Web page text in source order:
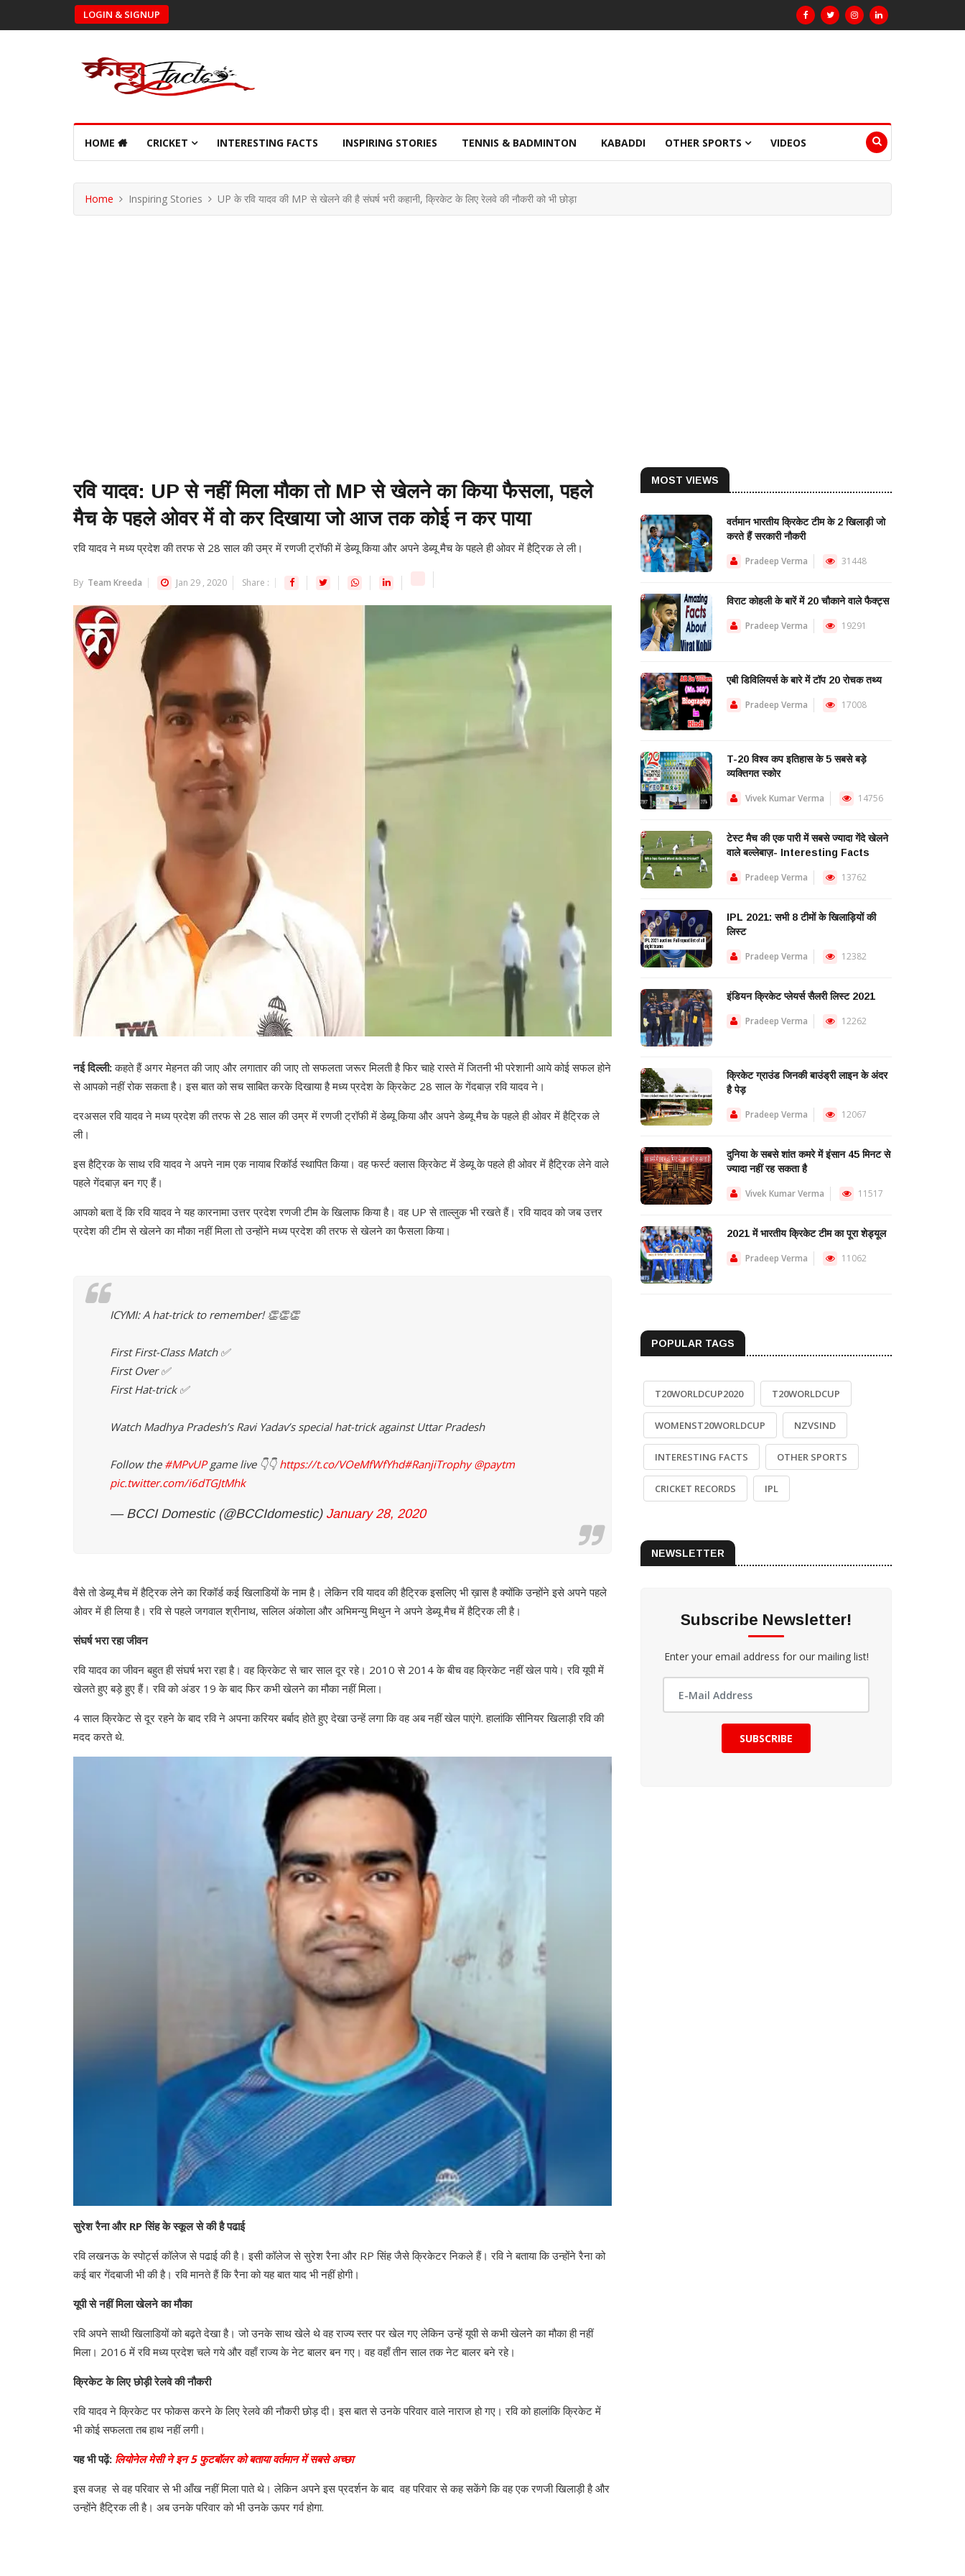
LOGIN & SIGNUP
HOME CRICKET INTERESTING FACTS INSPIRING STORIES TENNIS & BADMINTON KABADDI OTHER SPORTS VIDEOS
Home Inspiring Stories UP के रवि यादव की MP से खेलने की है संघर्ष भरी कहानी, क्रिकेट के लिए रेलवे की नौकरी को भी छोड़ा
रवि यादव: UP से नहीं मिला मौका तो MP से खेलने का किया फैसला, पहले
मैच के पहले ओवर में वो कर दिखाया जो आज तक कोई न कर पाया
रवि यादव ने मध्य प्रदेश की तरफ से 28 साल की उम्र में रणजी ट्रॉफी में डेब्यू किया और अपने डेब्यू मैच के पहले ही ओवर में हैट्रिक ले ली।
By Team Kreeda Jan 29 , 2020 Share :
नई दिल्ली:कहते हैं अगर मेहनत की जाए और लगातार की जाए तो सफलता जरूर मिलती है फिर चाहे रास्ते में जितनी भी परेशानी आये कोई सफल होने
से आपको नहीं रोक सकता है। इस बात को सच साबित करके दिखाया है मध्य प्रदेश के क्रिकेट 28 साल के गेंदबाज़ रवि यादव ने।
दरअसल रवि यादव ने मध्य प्रदेश की तरफ से 28 साल की उम्र में रणजी ट्रॉफी में डेब्यू किया और अपने डेब्यू मैच के पहले ही ओवर में हैट्रिक ले
ली।
इस हैट्रिक के साथ रवि यादव ने अपने नाम एक नायाब रिकॉर्ड स्थापित किया। वह फर्स्ट क्लास क्रिकेट में डेब्यू के पहले ही ओवर में हैट्रिक लेने वाले
पहले गेंदबाज़ बन गए हैं।
आपको बता दें कि रवि यादव ने यह कारनामा उत्तर प्रदेश रणजी टीम के खिलाफ किया है। वह UP से ताल्लुक भी रखते हैं। रवि यादव को जब उत्तर
प्रदेश की टीम से खेलने का मौका नहीं मिला तो उन्होंने मध्य प्रदेश की तरफ से खेलने का फैसला किया।
ICYMI: A hat-trick to remember! 👏👏👏
First First-Class Match ✅
First Over ✅
First Hat-trick ✅
Watch Madhya Pradesh’s Ravi Yadav’s special hat-trick against Uttar Pradesh
Follow the #MPvUPgame live 👇👇 https://t.co/VOeMfWfYhd#RanjiTrophy @paytm
pic.twitter.com/i6dTGJtMhk
— BCCI Domestic (@BCCIdomestic) January 28, 2020
वैसे तो डेब्यू मैच में हैट्रिक लेने का रिकॉर्ड कई खिलाडियों के नाम है। लेकिन रवि यादव की हैट्रिक इसलिए भी ख़ास है क्योंकि उन्होंने इसे अपने पहले
ओवर में ही लिया है। रवि से पहले जगवाल श्रीनाथ, सलिल अंकोला और अभिमन्यु मिथुन ने अपने डेब्यू मैच में हैट्रिक ली है।
संघर्ष भरा रहा जीवन
रवि यादव का जीवन बहुत ही संघर्ष भरा रहा है। वह क्रिकेट से चार साल दूर रहे। 2010 से 2014 के बीच वह क्रिकेट नहीं खेल पाये। रवि यूपी में
खेलते हुए बड़े हुए हैं। रवि को अंडर 19 के बाद फिर कभी खेलने का मौका नहीं मिला।
4 साल क्रिकेट से दूर रहने के बाद रवि ने अपना करियर बर्बाद होते हुए देखा उन्हें लगा कि वह अब नहीं खेल पाएंगे. हालांकि सीनियर खिलाड़ी रवि की
मदद करते थे.
सुरेश रैना और RP सिंह के स्कूल से की है पढाई
रवि लखनऊ के स्पोर्ट्स कॉलेज से पढाई की है। इसी कॉलेज से सुरेश रैना और RP सिंह जैसे क्रिकेटर निकले हैं। रवि ने बताया कि उन्होंने रैना को
कई बार गेंदबाजी भी की है। रवि मानते हैं कि रैना को यह बात याद भी नहीं होगी।
यूपी से नहीं मिला खेलने का मौका
रवि अपने साथी खिलाडियों को बढ़ते देखा है। जो उनके साथ खेले थे वह राज्य स्तर पर खेल गए लेकिन उन्हें यूपी से कभी खेलने का मौका ही नहीं
मिला। 2016 में रवि मध्य प्रदेश चले गये और वहाँ राज्य के नेट बालर बन गए। वह वहाँ तीन साल तक नेट बालर बने रहे।
क्रिकेट के लिए छोड़ी रेलवे की नौकरी
रवि यादव ने क्रिकेट पर फोकस करने के लिए रेलवे की नौकरी छोड़ दी। इस बात से उनके परिवार वाले नाराज हो गए। रवि को हालांकि क्रिकेट में
भी कोई सफलता तब हाथ नहीं लगी।
यह भी पढ़ें: लियोनेल मेसी ने इन 5 फुटबॉलर को बताया वर्तमान में सबसे अच्छा
इस वजह से वह परिवार से भी आँख नहीं मिला पाते थे। लेकिन अपने इस प्रदर्शन के बाद वह परिवार से कह सकेंगे कि वह एक रणजी खिलाड़ी है और
उन्होंने हैट्रिक ली है। अब उनके परिवार को भी उनके ऊपर गर्व होगा.
MOST VIEWS
वर्तमान भारतीय क्रिकेट टीम के 2 खिलाड़ी जो
करते हैं सरकारी नौकरी
Pradeep Verma 31448
विराट कोहली के बारें में 20 चौकाने वाले फैक्ट्स
Pradeep Verma 19291
एबी डिविलियर्स के बारे में टॉप 20 रोचक तथ्य
Pradeep Verma 17008
T-20 विश्व कप इतिहास के 5 सबसे बड़े
व्यक्तिगत स्कोर
Vivek Kumar Verma 14756
टेस्ट मैच की एक पारी में सबसे ज्यादा गेंदे खेलने
वाले बल्लेबाज़- Interesting Facts
Pradeep Verma 13762
IPL 2021: सभी 8 टीमों के खिलाड़ियों की
लिस्ट
Pradeep Verma 12382
इंडियन क्रिकेट प्लेयर्स सैलरी लिस्ट 2021
Pradeep Verma 12262
क्रिकेट ग्राउंड जिनकी बाउंड्री लाइन के अंदर
है पेड़
Pradeep Verma 12067
दुनिया के सबसे शांत कमरे में इंसान 45 मिनट से
ज्यादा नहीं रह सकता है
Vivek Kumar Verma 11517
2021 में भारतीय क्रिकेट टीम का पूरा शेड्यूल
Pradeep Verma 11062
POPULAR TAGS
T20WORLDCUP2020 T20WORLDCUP
WOMENST20WORLDCUP NZVSIND
INTERESTING FACTS OTHER SPORTS
CRICKET RECORDS IPL
NEWSLETTER
Subscribe Newsletter!
Enter your email address for our mailing list!
SUBSCRIBE